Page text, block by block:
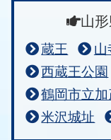
山
蔵王 山
西蔵王公園
鶴岡市立
米沢城址